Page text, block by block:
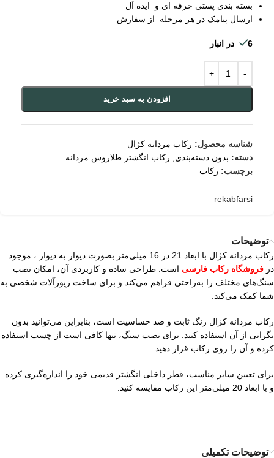
بسته بندی پستی حرفه ای و ایده آل
ارسال پیامک در هر مرحله از سفارش
6 در انبار
افزودن به سبد خرید
شناسه محصول: رکاب مردانه کژال
دسته: بدون دسته‌بندی
رکاب انگشتر طلاروس مردانه
برچسب: رکاب
rekabfarsi
توضیحات
رکاب مردانه کژال با ابعاد 21 در 16 میلی‌متر بصورت دیوار به دیوار ، موجود
در فروشگاه رکاب فارسی است. طراحی ساده و کاربردی آن، امکان نصب
سنگ‌های مختلف را به‌راحتی فراهم می‌کند و برای ساخت زیورآلات شخصی به
شما کمک می‌کند.
رکاب مردانه کژال رنگ ثابت و ضد حساسیت است، بنابراین می‌توانید بدون
نگرانی از آن استفاده کنید. برای نصب سنگ، تنها کافی است از چسب استفاده
کرده و آن را روی رکاب قرار دهید.
برای تعیین سایز مناسب، قطر داخلی انگشتر قدیمی خود را اندازه‌گیری کرده
و با ابعاد 20 میلی‌متر این رکاب مقایسه کنید.
توضیحات تکمیلی